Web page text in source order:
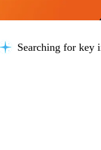
Searching for key